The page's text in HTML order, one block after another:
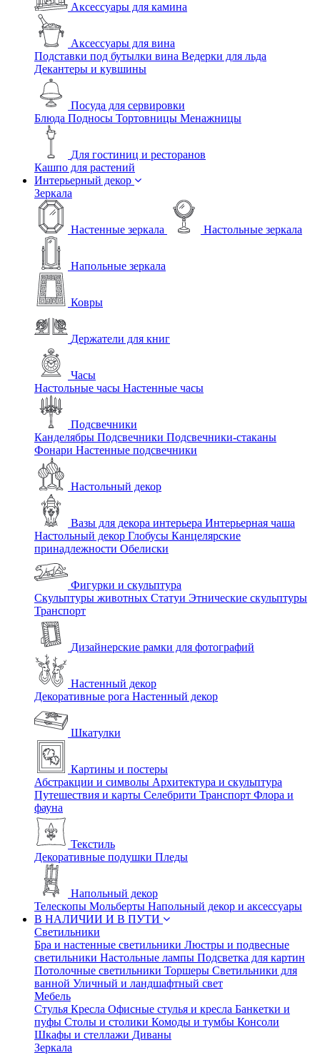
Аксессуары для камина
Аксессуары для вина
Подставки под бутылки вина Ведерки для льда
Декантеры и кувшины
Посуда для сервировки
Блюда Подносы Тортовницы Менажницы
Для гостиниц и ресторанов
Кашпо для растений
Интерьерный декор
Зеркала
Настенные зеркала Настольные зеркала
Напольные зеркала
Ковры
Держатели для книг
Часы
Настольные часы Настенные часы
Подсвечники
Канделябры Подсвечники Подсвечники-стаканы
Фонари Настенные подсвечники
Настольный декор
Вазы для декора интерьера Интерьерная чаша
Настольный декор Глобусы Канцелярские
принадлежности Обелиски
Фигурки и скульптура
Скульптуры животных Статуи Этнические скульптуры
Транспорт
Дизайнерские рамки для фотографий
Настенный декор
Декоративные рога Настенный декор
Шкатулки
Картины и постеры
Абстракции и символы Архитектура и скульптура
Путешествия и карты Селебрити Транспорт Флора и
фауна
Текстиль
Декоративные подушки Пледы
Напольный декор
Телескопы Мольберты Напольный декор и аксессуары
В НАЛИЧИИ И В ПУТИ
Светильники
Бра и настенные светильники Люстры и подвесные
светильники Настольные лампы Подсветка для картин
Потолочные светильники Торшеры Светильники для
ванной Уличный и ландшафтный свет
Мебель
Стулья Кресла Офисные стулья и кресла Банкетки и
пуфы Столы и столики Комоды и тумбы Консоли
Шкафы и стеллажи Диваны
Зеркала